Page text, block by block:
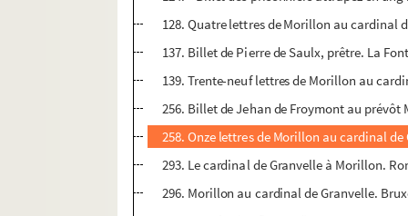
128. Quatre lettres de Morillon au cardinal
137. Billet de Pierre de Saulx, prêtre. La
139. Trente-neuf lettres de Morillon au
256. Billet de Jehan de Froymont au prévôt
258. Onze lettres de Morillon au cardinal
293. Le cardinal de Granvelle à Morillon.
296. Morillon au cardinal de Granvelle.